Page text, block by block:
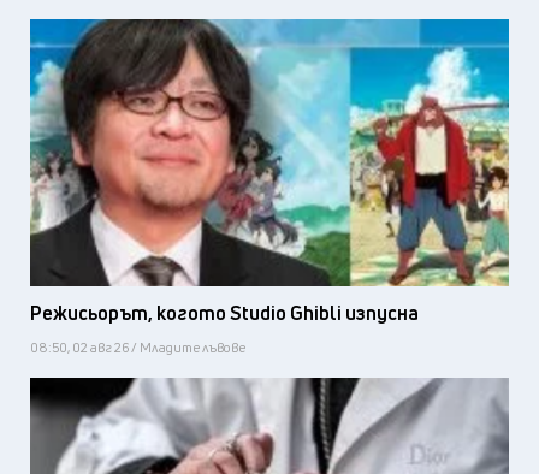
Режисьорът, когото Studio Ghibli изпусна
08:50, 02 авг 26 / Младите лъвове